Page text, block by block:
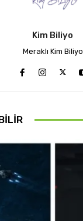
Kim Biliyo
Meraklı Kim Biliyo